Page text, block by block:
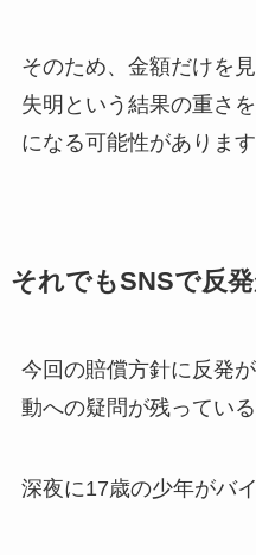
そのため、金額だけを
失明という結果の重さ
になる可能性があります
それでもSNSで反
今回の賠償方針に反発
動への疑問が残っている
深夜に17歳の少年がバ